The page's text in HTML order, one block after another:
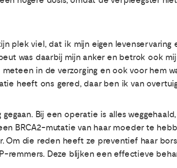
plek viel, dat ik mijn eigen levenservaring
was daarbij mijn anker en betrok ook
in de verzorging en ook voor hem
heeft ons gered, daar ben ik van
gegaan. Bij een operatie is alles
BRCA2-mutatie van haar moeder te
Om die reden heeft ze preventief haar
remmers. Deze blijken een effectieve